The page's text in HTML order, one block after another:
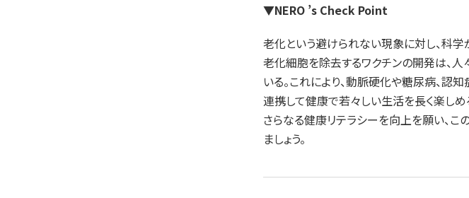
▼NERO ’s Check Point
老化という避けられない現象に対し、科学
老化細胞を除去するワクチンの開発は、
いる。これにより、動脈硬化や糖尿病、認
連携して健康で若々しい生活を長く楽しめ
さらなる健康リテラシーを向上を願い、
ましょう。